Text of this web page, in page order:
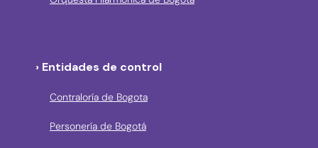
› Entidades de control
Contraloría de Bogota
Personería de Bogotá